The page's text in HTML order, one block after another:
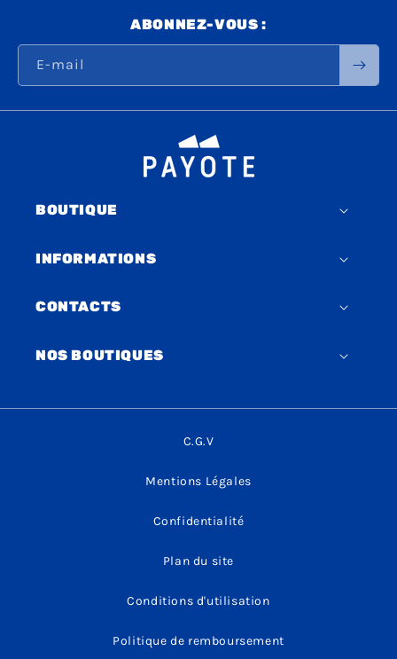
ABONNEZ-VOUS :
E-mail
BOUTIQUE
INFORMATIONS
CONTACTS
NOS BOUTIQUES
C.G.V
Mentions Légales
Confidentialité
Plan du site
Conditions d'utilisation
Politique de remboursement